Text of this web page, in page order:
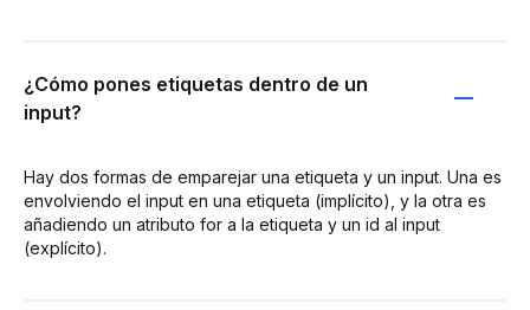
¿Cómo pones etiquetas dentro de un
input?
Hay dos formas de emparejar una etiqueta y un input. Una es
envolviendo el input en una etiqueta (implícito), y la otra es
añadiendo un atributo for a la etiqueta y un id al input
(explícito).